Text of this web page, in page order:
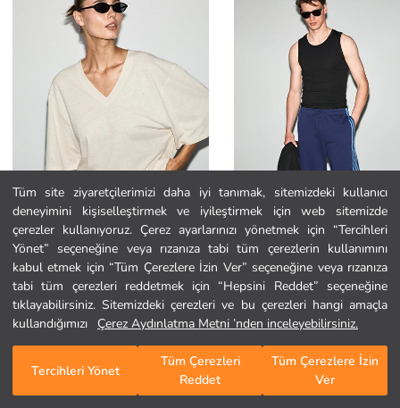
Tüm site ziyaretçilerimizi daha iyi tanımak, sitemizdeki kullanıcı
deneyimini kişiselleştirmek ve iyileştirmek için web sitemizde
çerezler kullanıyoruz. Çerez ayarlarınızı yönetmek için “Tercihleri
Yönet” seçeneğine veya rızanıza tabi tüm çerezlerin kullanımını
kabul etmek için “Tüm Çerezlere İzin Ver” seçeneğine veya rızanıza
tabi tüm çerezleri reddetmek için “Hepsini Reddet” seçeneğine
tıklayabilirsiniz. Sitemizdeki çerezleri ve bu çerezleri hangi amaçla
kullandığımızı
Çerez Aydınlatma Metni ’nden inceleyebilirsiniz.
Tercihleri Yönet
Tüm Çerezleri
Reddet
Tüm Çerezlere İzin
Ver
Ana Sayfa
Kategoriler
Sepetim
GRIMELANGE
SYLORA Kadın Organik Pamuklu Keten Karışımlı V Yakalı Rahat Kalıp EKRU T-Shirt
424,99 TL
GRIMELANGE
1.099,95 TL 1 1844